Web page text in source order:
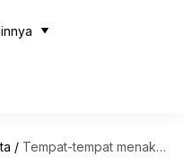
/ Tempat-tempat menakjubkan di Meghalaya ini wajib dikunjungi